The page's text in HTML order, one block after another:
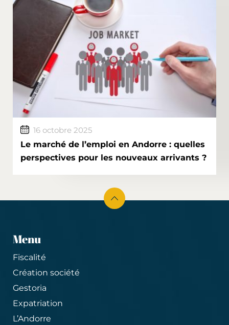
16 octobre 2025
Le marché de l’emploi en Andorre : quelles
perspectives pour les nouveaux arrivants ?
Menu
Fiscalité
Création société
Gestoria
Expatriation
L’Andorre